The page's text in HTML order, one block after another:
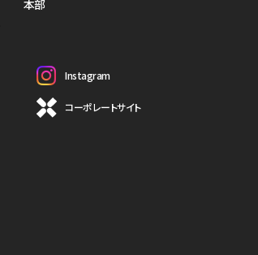
本部
Instagram
コーポレートサイト